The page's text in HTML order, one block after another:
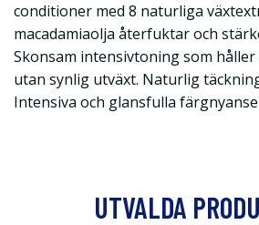
conditioner med 8 naturliga
macadamiaolja återfuktar och
Skonsam intensivtoning som
utan synlig utväxt. Naturlig
Intensiva och glansfulla
UTVALDA